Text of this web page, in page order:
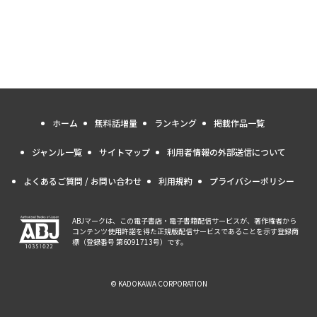
ホーム 無料話増量 ランキング 掲載作品一覧
ジャンル一覧 サイトマップ 利用者情報の外部送信について
よくあるご質問 / お問い合わせ 利用規約 プライバシーポリシー
ABJマークは、この電子書店・電子書籍配信サービスが、著作権者から
コンテンツ使用許諾を得た正規版配信サービスであることを示す登録商
標（登録番号 第6091713号）です。
© KADOKAWA CORPORATION